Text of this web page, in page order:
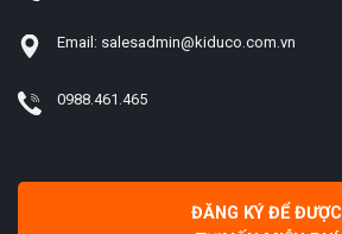
Email: salesadmin@kiduco.com.vn
0988.461.465
ĐĂNG KÝ ĐỂ ĐƯỢC